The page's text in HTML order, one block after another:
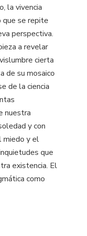
la vivencia
que se repite
perspectiva.
a revelar
cierta
de su mosaico
de la ciencia
nuestra
y con
miedo y el
que
existencia. El
como